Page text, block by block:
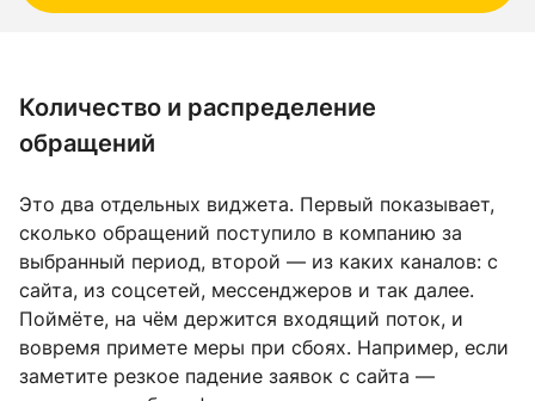
Количество и распределение
обращений
Это два отдельных виджета. Первый показывает,
сколько обращений поступило в компанию за
выбранный период, второй — из каких каналов: с
сайта, из соцсетей, мессенджеров и так далее.
Поймёте, на чём держится входящий поток, и
вовремя примете меры при сбоях. Например, если
заметите резкое падение заявок с сайта —